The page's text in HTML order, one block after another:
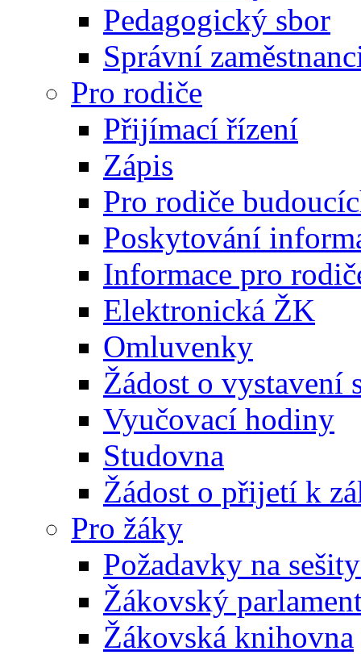
Pedagogický sbor
Správní
Pro rodiče
Přijímací řízení
Zápis
Pro rodiče
Poskytování
Informace pro
Elektronická ŽK
Omluvenky
Žádost o vystavení
Vyučovací hodiny
Studovna
Žádost o přijetí k
Pro žáky
Požadavky na
Žákovský
Žákovská knihovna